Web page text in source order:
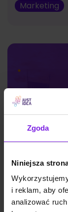
Zgoda
Niniejsza
i reklam, aby
analizować
Marketing
Google